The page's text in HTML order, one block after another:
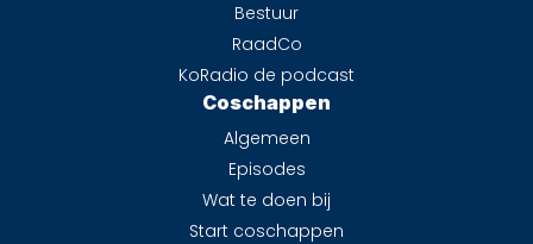
Bestuur
RaadCo
KoRadio de podcast
Coschappen
Algemeen
Episodes
Wat te doen bij
Start coschappen